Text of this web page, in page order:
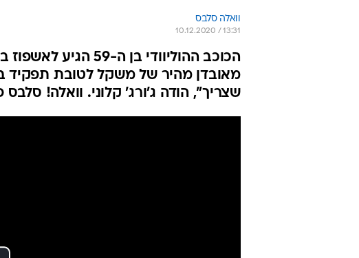
וואלה סלבס
10.12.2020 / 13:31
הכוכב ההוליוודי
מאובדן מהיר של משקל לטובת תפקיד
שצריך", הודה ג'ורג' קלוני. וואלה!